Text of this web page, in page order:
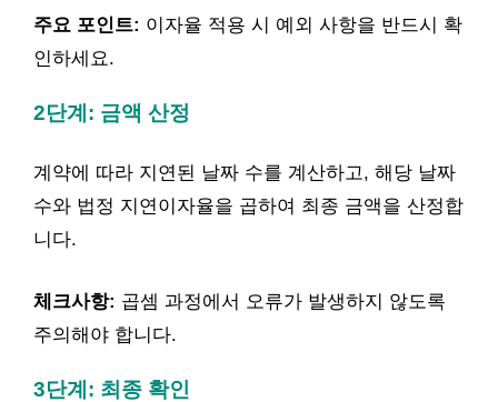
주요 포인트: 이자율 적용 시 예외 사항을 반드시 확
인하세요.
2단계: 금액 산정
계약에 따라 지연된 날짜 수를 계산하고, 해당 날짜
수와 법정 지연이자율을 곱하여 최종 금액을 산정합
니다.
체크사항: 곱셈 과정에서 오류가 발생하지 않도록
주의해야 합니다.
3단계: 최종 확인